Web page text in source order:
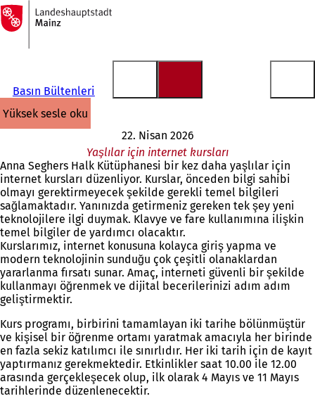
İçeriğe atla
Ana
sayfaya
Basın Bültenleri
yüksek sesle oku
22. Nisan 2026
Yaşlılar için internet kursları
Anna Seghers Halk Kütüphanesi bir kez daha yaşlılar için
internet kursları düzenliyor. Kurslar, önceden bilgi sahibi
olmayı gerektirmeyecek şekilde gerekli temel bilgileri
sağlamaktadır. Yanınızda getirmeniz gereken tek şey yeni
teknolojilere ilgi duymak. Klavye ve fare kullanımına ilişkin
temel bilgiler de yardımcı olacaktır.
Kurslarımız, internet konusuna kolayca giriş yapma ve
modern teknolojinin sunduğu çok çeşitli olanaklardan
yararlanma fırsatı sunar. Amaç, interneti güvenli bir şekilde
kullanmayı öğrenmek ve dijital becerilerinizi adım adım
geliştirmektir.
Kurs programı, birbirini tamamlayan iki tarihe bölünmüştür
ve kişisel bir öğrenme ortamı yaratmak amacıyla her birinde
en fazla sekiz katılımcı ile sınırlıdır. Her iki tarih için de kayıt
yaptırmanız gerekmektedir. Etkinlikler saat 10.00 ile 12.00
arasında gerçekleşecek olup, ilk olarak 4 Mayıs ve 11 Mayıs
tarihlerinde düzenlenecektir.